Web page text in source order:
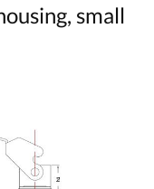
small